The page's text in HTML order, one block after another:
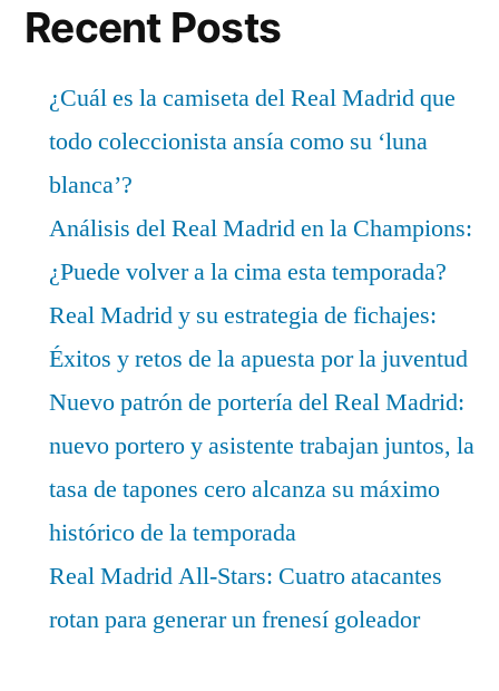
Recent Posts
¿Cuál es la camiseta del Real Madrid que
todo coleccionista ansía como su ‘luna
blanca’?
Análisis del Real Madrid en la Champions:
¿Puede volver a la cima esta temporada?
Real Madrid y su estrategia de fichajes:
Éxitos y retos de la apuesta por la juventud
Nuevo patrón de portería del Real Madrid:
nuevo portero y asistente trabajan juntos, la
tasa de tapones cero alcanza su máximo
histórico de la temporada
Real Madrid All-Stars: Cuatro atacantes
rotan para generar un frenesí goleador